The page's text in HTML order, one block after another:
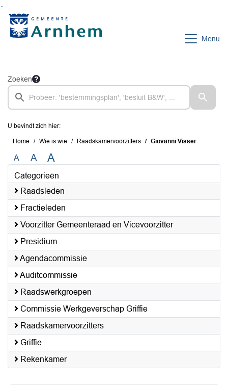
Menu
Zoeken
U bevindt zich hier:
Home Wie is wie Raadskamervoorzitters Giovanni Visser
A A A
Categorieën
Raadsleden
Fractieleden
Voorzitter Gemeenteraad en Vicevoorzitter
Presidium
Agendacommissie
Auditcommissie
Raadswerkgroepen
Commissie Werkgeverschap Griffie
Raadskamervoorzitters
Griffie
Rekenkamer